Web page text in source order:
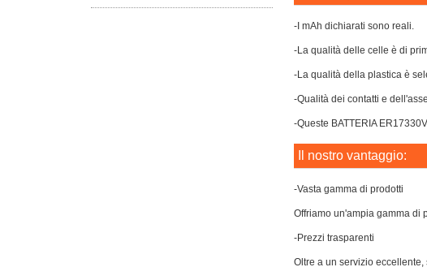
-I mAh dichiarati sono reali.
-La qualità delle celle è di
-La qualità della plastica è
-Qualità dei contatti e
-Queste BATTERIA
Il nostro vantaggio:
-Vasta gamma di prodotti
Offriamo un'ampia gamma di
-Prezzi trasparenti
Oltre a un servizio